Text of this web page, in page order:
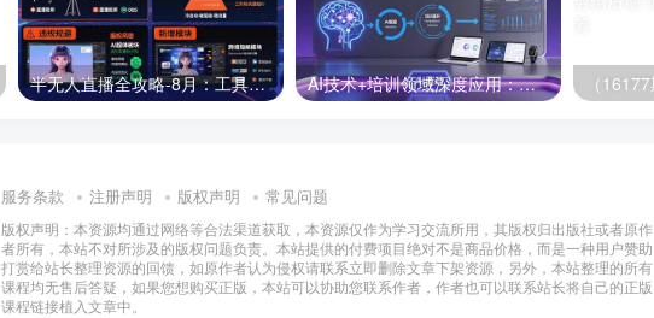
半无人直播全攻略-8月：工具使用+起号逻辑+违规规避,新增AI超体与跨境模块 AI技术+培训领域深度应用：需求洞察-内容创作-运营转化 的完整闭环
服务条款 注册声明 版权声明 常见问题
版权声明：本资源均通过网络等合法渠道获取，本资源仅作为学习交流所用，其版权归出版社或者原作
者所有，本站不对所涉及的版权问题负责。本站提供的付费项目绝对不是商品价格，而是一种用户赞助
打赏给站长整理资源的回馈，如原作者认为侵权请联系立即删除文章下架资源，另外，本站整理的所有
课程均无售后答疑，如果您想购买正版，本站可以协助您联系作者，作者也可以联系站长将自己的正版
课程链接植入文章中。